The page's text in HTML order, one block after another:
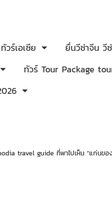
ทัวร์เอเซีย
ยื่นวีซ่าจีน วี
ทัวร์ Tour Package
travel guide ที่พาไปเห็น “แก่นของ